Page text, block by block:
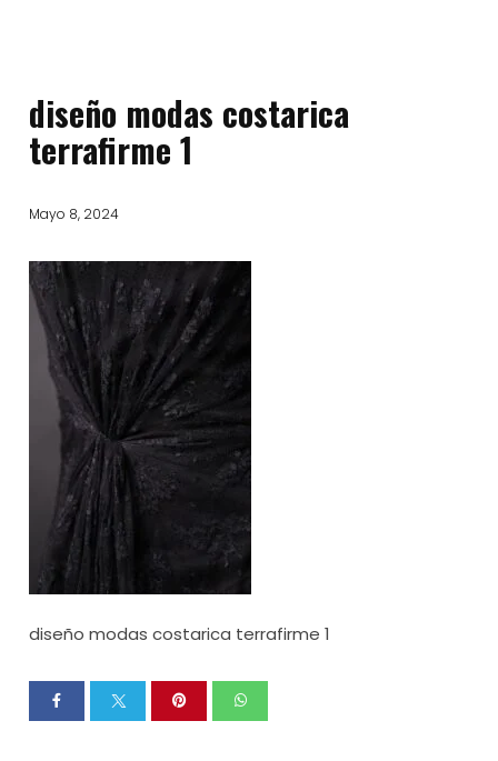
diseño modas costarica
terrafirme 1
Mayo 8, 2024
diseño modas costarica terrafirme 1